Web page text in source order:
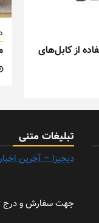
از کابل‌های
تبلیغات متنی
دیجیزا – آخرین
جهت سفارش و درج